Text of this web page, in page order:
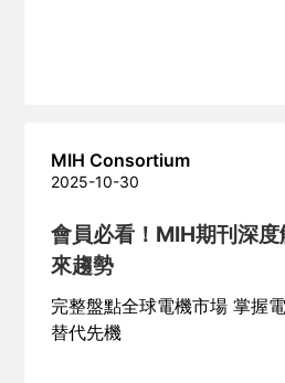
MIH Consortium
2025-10-30
會員必看！MIH期刊深
來趨勢
完整盤點全球電機市場 掌握
替代先機